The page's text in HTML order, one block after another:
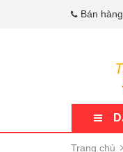
Bán
Trang chủ